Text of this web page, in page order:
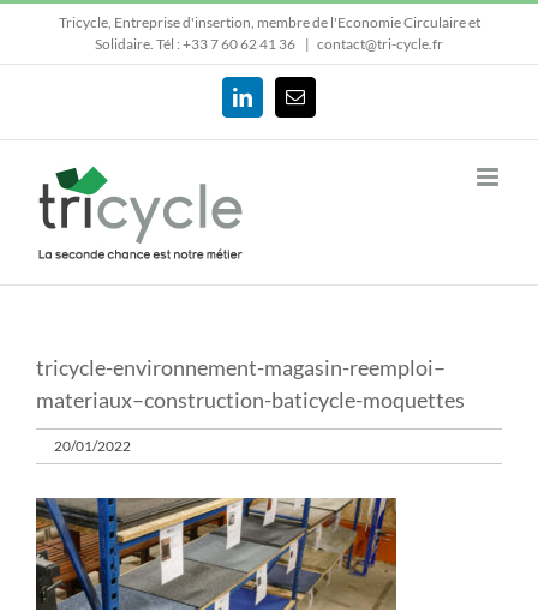
contenu
Tricycle, Entreprise d'insertion, membre de l'Economie Circulaire et
Solidaire. Tél : +33 7 60 62 41 36 | contact@tri-cycle.fr
LinkedInEmail
tricycle-environnement-magasin-reemploi–
materiaux–construction-baticycle-moquettes
20/01/2022